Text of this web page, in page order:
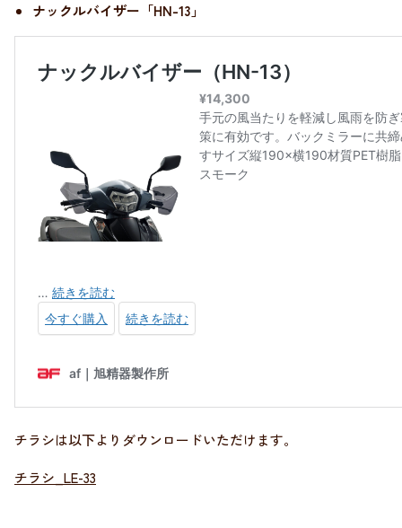
ナックルバイザー「HN-13」
チラシは以下よりダウンロードいただけます。
チラシ_LE-33